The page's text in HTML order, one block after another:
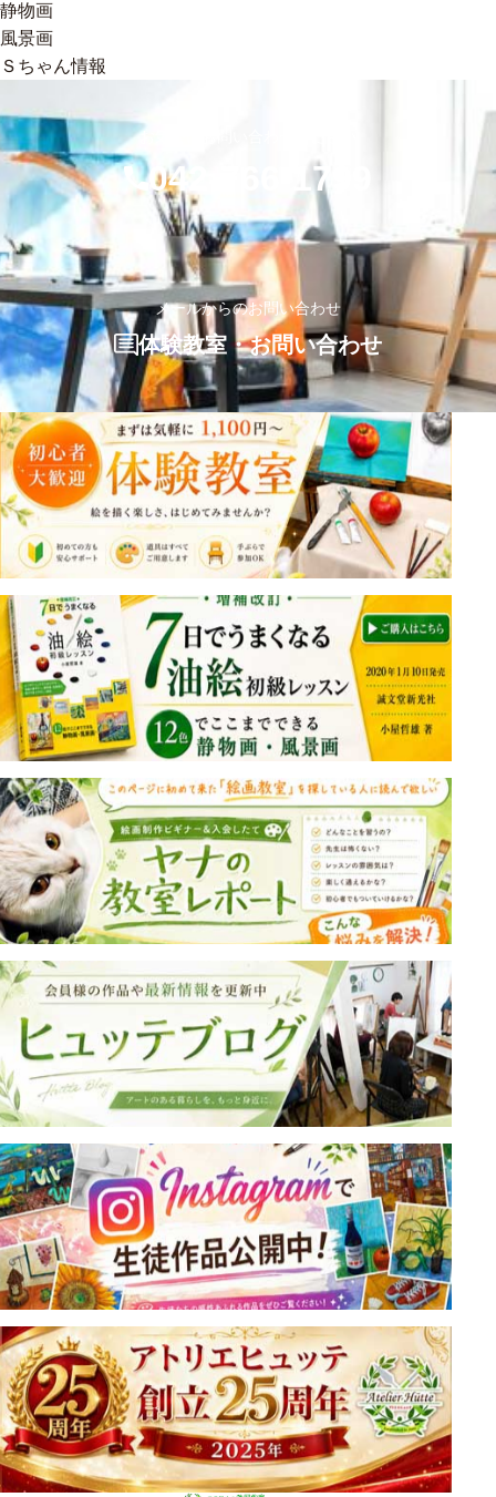
静物画
風景画
Ｓちゃん情報
お気軽にお問い合わせください
042-766-1799
メールからのお問い合わせ
体験教室・お問い合わせ